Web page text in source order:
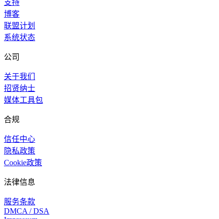
支持
博客
联盟计划
系统状态
公司
关于我们
招贤纳士
媒体工具包
合规
信任中心
隐私政策
Cookie政策
法律信息
服务条款
DMCA / DSA